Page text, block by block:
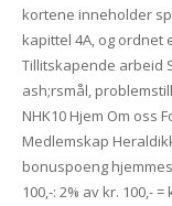
kortene inneholder
kapittel 4A, og
Tillitskapende arbeid
ash;rsmål,
NHK10 Hjem Om oss
Medlemskap
bonuspoeng
100,-: 2% av kr. 100,-